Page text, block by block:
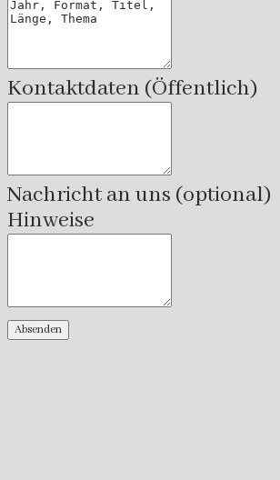
Kontaktdaten (Öffentlich)
Nachricht an uns (optional)
Hinweise